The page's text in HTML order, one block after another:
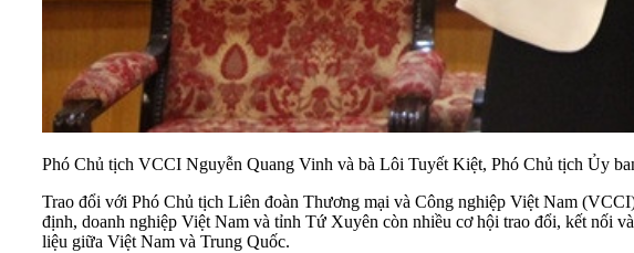
Phó Chủ tịch VCCI Nguyễn Quang Vinh và bà Lôi Tuyết Kiệt, Phó Chủ tịch Ủy
Trao đổi với Phó Chủ tịch Liên đoàn Thương mại và Công nghiệp Việt Nam
định, doanh nghiệp Việt Nam và tỉnh Tứ Xuyên còn nhiều cơ hội trao đổi, kết nối
liệu giữa Việt Nam và Trung Quốc.